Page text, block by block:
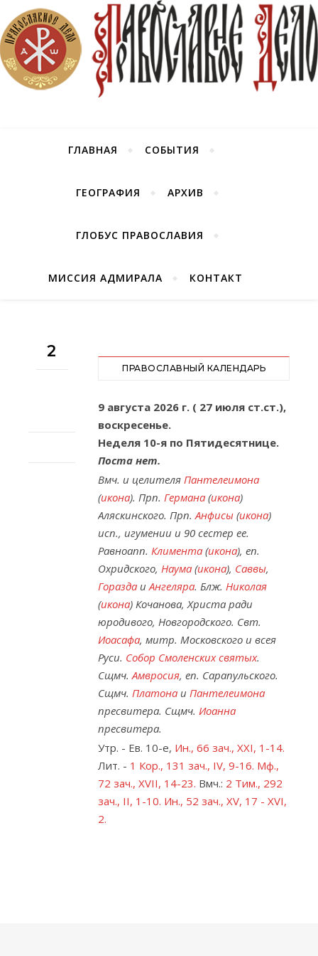
ГЛАВНАЯ СОБЫТИЯ
ГЕОГРАФИЯ АРХИВ
ГЛОБУС ПРАВОСЛАВИЯ
МИССИЯ АДМИРАЛА КОНТАКТ
2
ПРАВОСЛАВНЫЙ КАЛЕНДАРЬ
9 августа 2026 г. ( 27 июля ст.ст.),
воскресенье.
Неделя 10-я по Пятидесятнице.
Поста нет.
Вмч. и целителя Пантелеимона
(икона). Прп. Германа (икона)
Аляскинского. Прп.Анфисы (икона)
исп., игумении и 90 сестер ее.
Равноапп. Климента (икона), еп.
Охридского, Наума (икона), Саввы,
Горазда иАнгеляра. Блж. Николая
(икона) Кочанова, Христа ради
юродивого, Новгородского. Свт.
Иоасафа, митр. Московского и всея
Руси. Собор Смоленских святых.
Сщмч.Амвросия, еп. Сарапульского.
Сщмч. Платона и Пантелеимона
пресвитера. Сщмч. Иоанна
пресвитера.
Утр. - Ев. 10-е, Ин., 66 зач., XXI, 1-14.
Лит. - 1 Кор., 131 зач., IV, 9-16. Мф.,
72 зач., XVII, 14-23. Вмч.: 2 Тим., 292
зач., II, 1-10. Ин., 52 зач., XV, 17 - XVI,
2.